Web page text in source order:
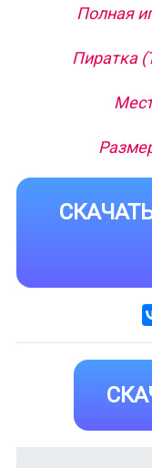
Полная
Пиратка